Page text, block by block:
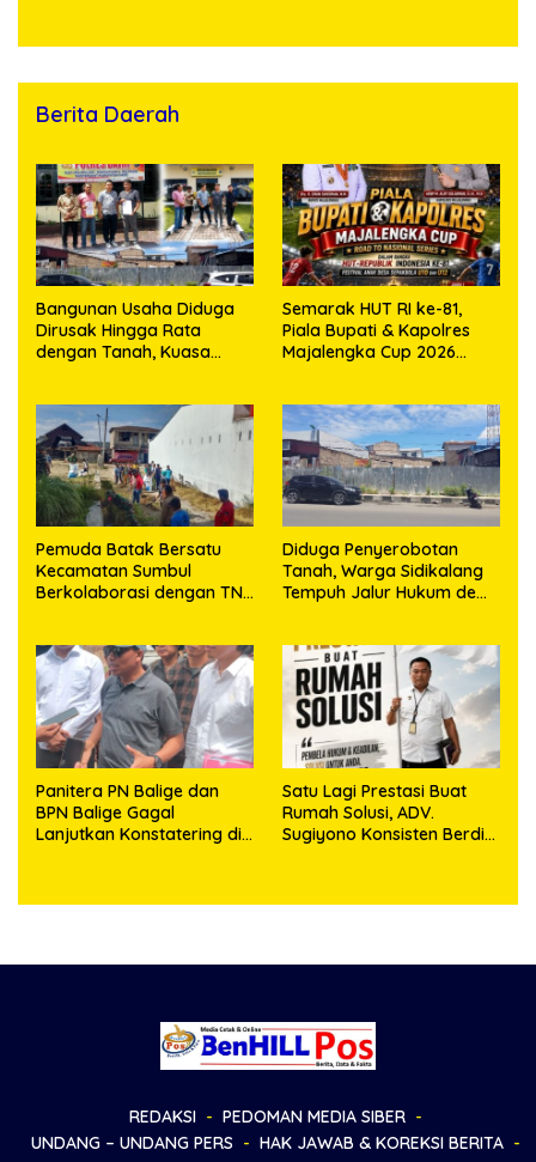
Berita Daerah
Bangunan Usaha Diduga
Dirusak Hingga Rata
dengan Tanah, Kuasa
Tempuh Jalur Hukum
Semarak HUT RI ke-81,
Piala Bupati & Kapolres
Majalengka Cup 2026
Pemuda Batak Bersatu
Kecamatan Sumbul
Berkolaborasi dengan TNI
023/KS dan HUT Ke-81
Kemerdekaan RI
Diduga Penyerobotan
Tanah, Warga Sidikalang
Tempuh Jalur Hukum demi
Panitera PN Balige dan
BPN Balige Gagal
Lanjutkan Konstatering di
Satu Lagi Prestasi Buat
Rumah Solusi, ADV.
Sugiyono Konsisten Berdiri
REDAKSI
PEDOMAN MEDIA SIBER
UNDANG – UNDANG PERS
HAK JAWAB & KOREKSI BERITA